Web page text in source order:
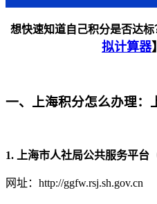
想快速知道自己积分是否达标
拟计算器】
一、上海积分怎么办理：
1. 上海市人社局公共服务平台
网址：http://ggfw.rsj.sh.gov.cn